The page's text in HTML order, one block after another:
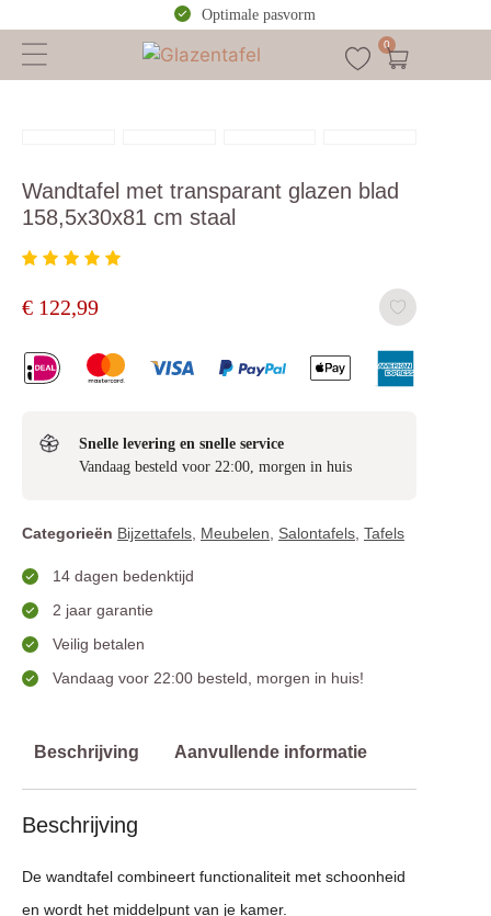
Optimale pasvorm
0
Wandtafel met transparant glazen blad
158,5x30x81 cm staal
€ 122,99
Snelle levering en snelle service
Vandaag besteld voor 22:00, morgen in huis
Categorieën Bijzettafels Meubelen Salontafels Tafels
14 dagen bedenktijd
2 jaar garantie
Veilig betalen
Vandaag voor 22:00 besteld, morgen in huis!
Beschrijving Aanvullende informatie
Beschrijving
De wandtafel combineert functionaliteit met schoonheid
en wordt het middelpunt van je kamer.